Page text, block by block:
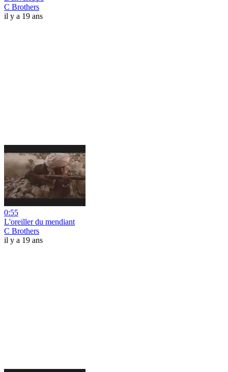
C Brothers
il y a 19 ans
0:55
L'oreiller du mendiant
C Brothers
il y a 19 ans